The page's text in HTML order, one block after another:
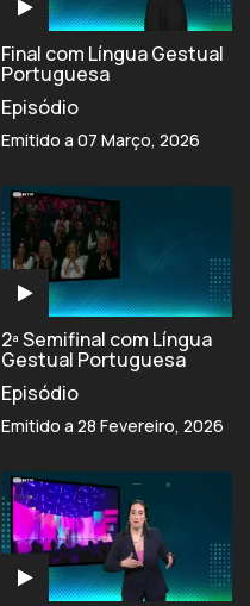
Final com Língua Gestual
Portuguesa
Episódio
Emitido a 07 Março, 2026
2ª Semifinal com Língua
Gestual Portuguesa
Episódio
Emitido a 28 Fevereiro, 2026